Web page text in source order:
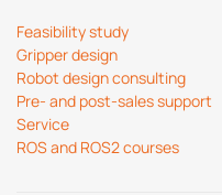
Feasibility study
Gripper design
Robot design consulting
Pre- and post-sales support
Service
ROS and ROS2 courses